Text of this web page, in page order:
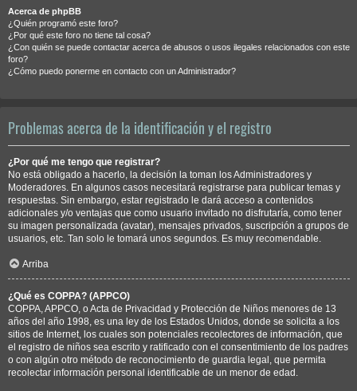
Acerca de phpBB
¿Quién programó este foro?
¿Por qué este foro no tiene tal cosa?
¿Con quién se puede contactar acerca de abusos o usos ilegales relacionados con este
foro?
¿Cómo puedo ponerme en contacto con un Administrador?
Problemas acerca de la identificación y el registro
¿Por qué me tengo que registrar?
No está obligado a hacerlo, la decisión la toman los Administradores y
Moderadores. En algunos casos necesitará registrarse para publicar temas y
respuestas. Sin embargo, estar registrado le dará acceso a contenidos
adicionales y/o ventajas que como usuario invitado no disfrutaría, como tener
su imagen personalizada (avatar), mensajes privados, suscripción a grupos de
usuarios, etc. Tan solo le tomará unos segundos. Es muy recomendable.
Arriba
¿Qué es COPPA? (APPCO)
COPPA, APPCO, o Acta de Privacidad y Protección de Niños menores de 13
años del año 1998, es una ley de los Estados Unidos, donde se solicita a los
sitios de Internet, los cuales son potenciales recolectores de información, que
el registro de niños sea escrito y ratificado con el consentimiento de los padres
o con algún otro método de reconocimiento de guardia legal, que permita
recolectar información personal identificable de un menor de edad.